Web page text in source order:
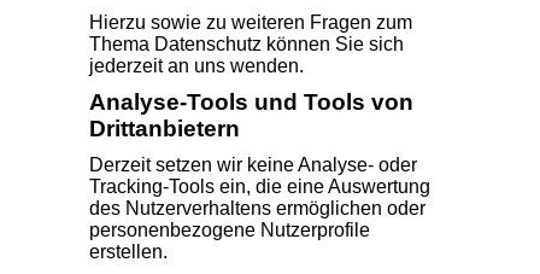
Hierzu sowie zu weiteren Fragen zum
Thema Datenschutz können Sie sich
jederzeit an uns wenden.
Analyse-Tools und Tools von
Dritt­anbietern
Derzeit setzen wir keine Analyse- oder
Tracking-Tools ein, die eine Auswertung
des Nutzerverhaltens ermöglichen oder
personenbezogene Nutzerprofile
erstellen.